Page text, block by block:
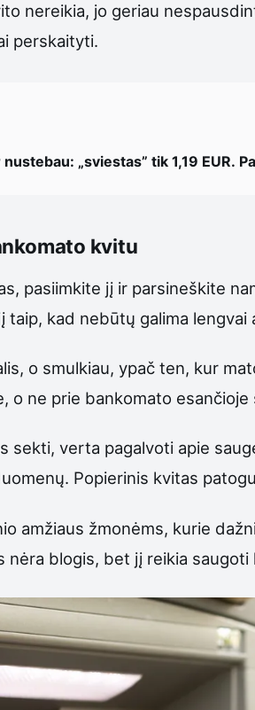
nereikia, jo geriau
perskaityti.
nustebau: „sviestas” tik 1,19
kvitu
pasiimkite jį ir parsineškite
taip, kad nebūtų galima
o smulkiau, ypač ten, kur
o ne prie bankomato esančioje
sekti, verta pagalvoti apie
Popierinis kvitas
amžiaus žmonėms, kurie
nėra blogis, bet jį reikia